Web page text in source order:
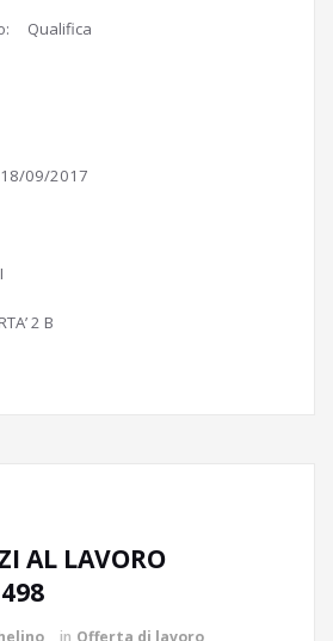
Qualifica
09/2017
2 B
AL LAVORO
in Offerta di lavoro